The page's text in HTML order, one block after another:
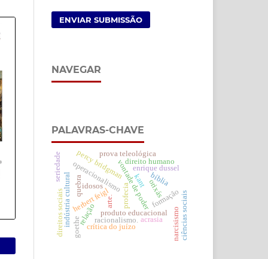
ENVIAR SUBMISSÃO
NAVEGAR
PALAVRAS-CHAVE
kant
herbert feigl
bíblia
profecia
produto educacional
relação
vontade de poder
acrasia
formação
indústria culturaloperacionalismo
percy bridgman
idosos
direitos sociais
enrique dussel
arte.
racionalismo.
prova teleológica
direito humano
goethe crítica do juízo ciências sociais
narcisismo
seriedade
quebra orixás